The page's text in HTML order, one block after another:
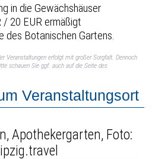
in die Gewächshäuser
/ 20 EUR ermäßigt
des Botanischen Gartens.
Veranstaltungen erfolgt mit großer Sorgfalt. Dennoch
schauen Sie ggf. auch auf die Seite des
Veranstaltungsort